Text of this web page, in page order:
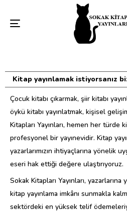
Toggle
Kitap yayınlamak istiyorsanız
Çocuk kitabı çıkarmak, şiir kitabı
öykü kitabı yayınlatmak, kişisel
Kitapları Yayınları, hemen her türde
profesyonel bir yayınevidir. Kitap
yazarlarımızın ihtiyaçlarına yönelik
eseri hak ettiği değere ulaştırıyoruz.
Sokak Kitapları Yayınları,
kitap yayınlama imkânı sunmakla
sektördeki en yüksek telif